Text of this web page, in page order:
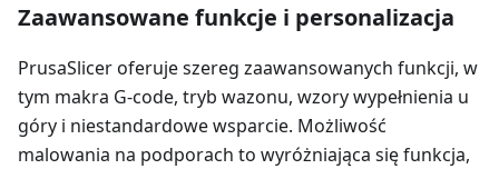
Zaawansowane funkcje i personalizacja
PrusaSlicer oferuje szereg zaawansowanych funkcji, w
tym makra G-code, tryb wazonu, wzory wypełnienia u
góry i niestandardowe wsparcie. Możliwość
malowania na podporach to wyróżniająca się funkcja,